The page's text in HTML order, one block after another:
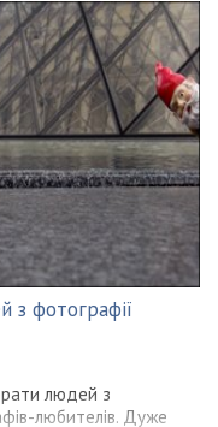
фотографії
людей з
любителів. Дуже